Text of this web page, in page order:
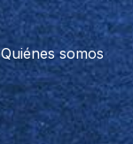
Quiénes somos